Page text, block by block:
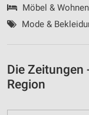
Möbel & Wohnen
Mode &
Die Zeitungen
Region